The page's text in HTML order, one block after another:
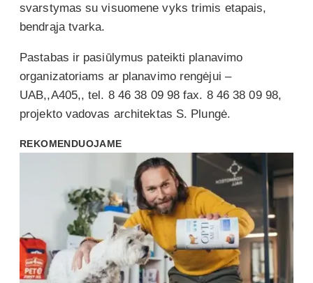
svarstymas su visuomene vyks trimis etapais,
bendrąja tvarka.
Pastabas ir pasiūlymus pateikti planavimo
organizatoriams ar planavimo rengėjui –
UAB,,A405,, tel. 8 46 38 09 98 fax. 8 46 38 09 98,
projekto vadovas architektas S. Plungė.
REKOMENDUOJAME